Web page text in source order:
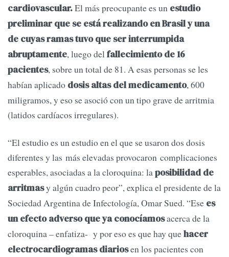
cardiovascular.El más preocupante es un estudio
preliminar que se está realizando en Brasil y una
de cuyas ramas tuvo que ser interrumpida
abruptamente, luego delfallecimiento de 16
pacientes, sobre un total de 81. A esas personas se les
habían aplicado dosis altas del medicamento, 600
miligramos, y eso se asoció con un tipo grave de arritmia
(latidos cardíacos irregulares).
“El estudio es un estudio en el que se usaron dos dosis
diferentes y las más elevadas provocaron complicaciones
esperables, asociadas a la cloroquina: laposibilidad de
arritmasy algún cuadro peor”, explica el presidente de la
Sociedad Argentina de Infectología, Omar Sued. “Ese es
un efecto adverso que ya conocíamosacerca de la
cloroquina – enfatiza- y por eso es que hay quehacer
electrocardiogramas diariosen los pacientes con